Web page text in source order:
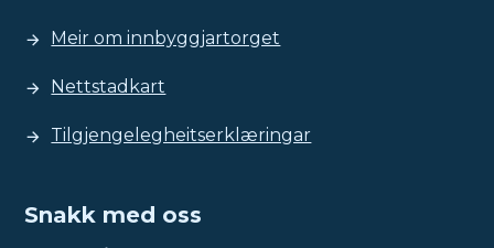
Meir om innbyggjartorget
Nettstadkart
Tilgjengelegheitserklæringar
Snakk med oss